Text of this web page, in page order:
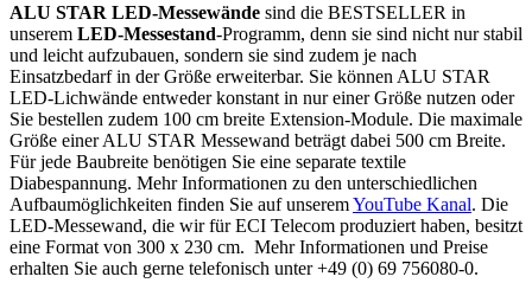
ALU STAR LED-Messewände sind die BESTSELLER in
unserem LED-Messestand-Programm, denn sie sind nicht nur stabil
und leicht aufzubauen, sondern sie sind zudem je nach
Einsatzbedarf in der Größe erweiterbar. Sie können ALU STAR
LED-Lichwände entweder konstant in nur einer Größe nutzen oder
Sie bestellen zudem 100 cm breite Extension-Module. Die maximale
Größe einer ALU STAR Messewand beträgt dabei 500 cm Breite.
Für jede Baubreite benötigen Sie eine separate textile
Diabespannung. Mehr Informationen zu den unterschiedlichen
Aufbaumöglichkeiten finden Sie auf unseremYouTube Kanal. Die
LED-Messewand, die wir für ECI Telecom produziert haben, besitzt
eine Format von 300 x 230 cm. Mehr Informationen und Preise
erhalten Sie auch gerne telefonisch unter +49 (0) 69 756080-0.